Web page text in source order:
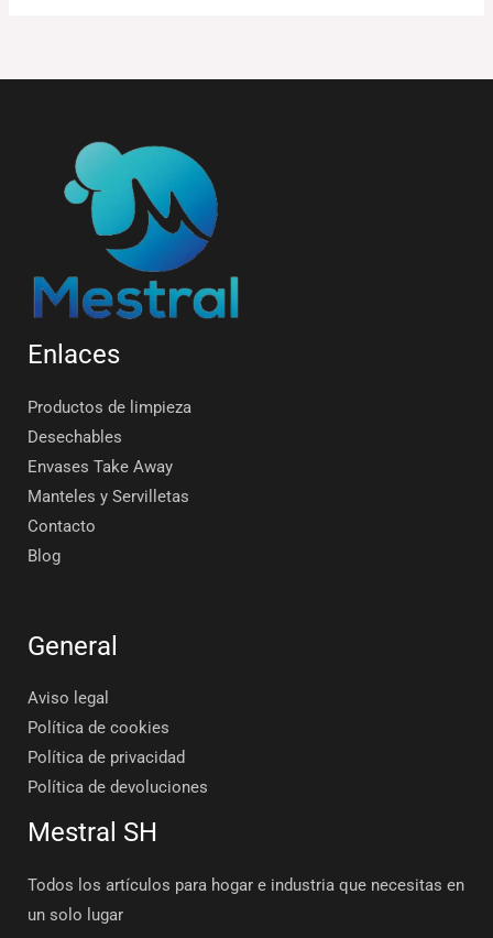
Enlaces
Productos de limpieza
Desechables
Envases Take Away
Manteles y Servilletas
Contacto
Blog
General
Aviso legal
Política de cookies
Política de privacidad
Política de devoluciones
Mestral SH
Todos los artículos para hogar e industria que necesitas en
un solo lugar